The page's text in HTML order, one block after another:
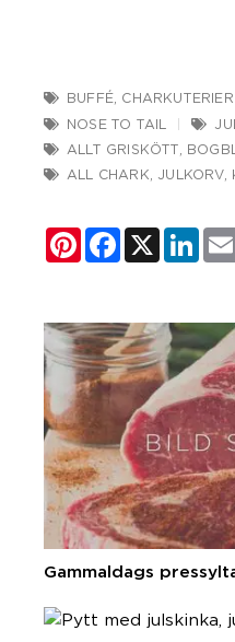
BUFFÉ CHARKUTERIER
NOSE TO TAIL
JUL
ALLT GRISKÖTT
ALL CHARK
JULKORV,
PinterestFacebook
X
Gammaldags